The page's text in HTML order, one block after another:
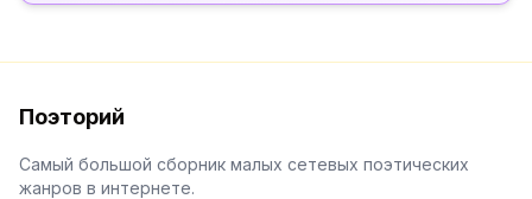
Поэторий
Самый большой сборник малых сетевых поэтических
жанров в интернете.